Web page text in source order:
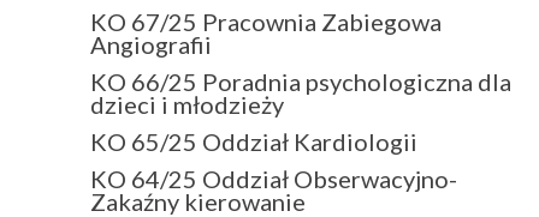
KO 67/25 Pracownia Zabiegowa
Angiografii
KO 66/25 Poradnia psychologiczna dla
dzieci i młodzieży
KO 65/25 Oddział Kardiologii
KO 64/25 Oddział Obserwacyjno-
Zakaźny kierowanie